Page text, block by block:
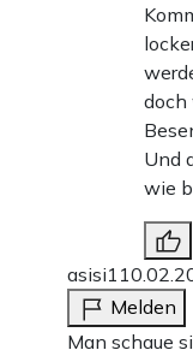
doch
Und
wie
asisi1
Melden
Man schaue